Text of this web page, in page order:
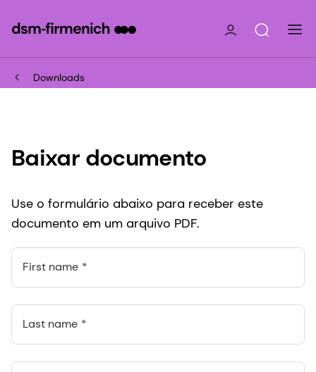
Downloads
Baixar documento
Use o formulário abaixo para receber este
documento em um arquivo PDF.
First name
Last name